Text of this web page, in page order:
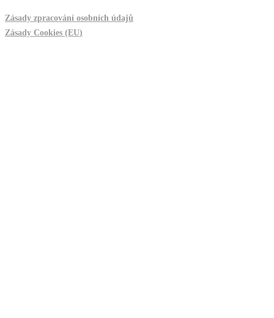
Zásady zpracování osobních údajů
Zásady Cookies (EU)